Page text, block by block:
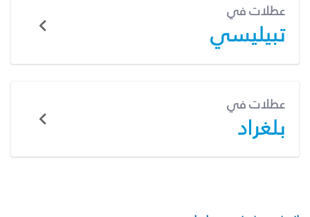
عطلات في
تبيليسي
عطلات في
بلغراد